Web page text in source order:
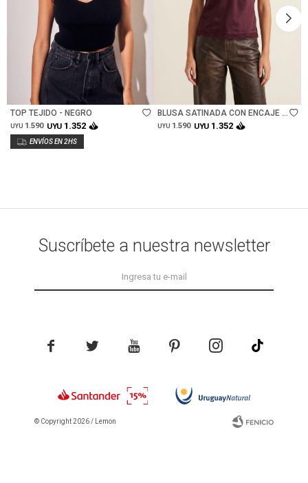
Talle
TOP TEJIDO - NEGRO
UYU 1.590 UYU 1.352
BLUSA SATINADA CON ENCAJE -
BURDEOS
UYU 1.590 UYU 1.352
Suscríbete a nuestra newsletter
    
© Copyright 2026 / Lemon